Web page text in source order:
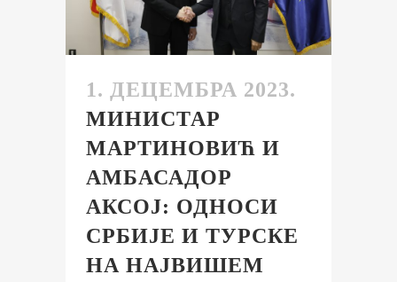
1. ДЕЦЕМБРА 2023.
МИНИСТАР
МАРТИНОВИЋ И
АМБАСАДОР
АКСОJ: ОДНОСИ
СРБИЈЕ И ТУРСКЕ
НА НАЈВИШЕМ